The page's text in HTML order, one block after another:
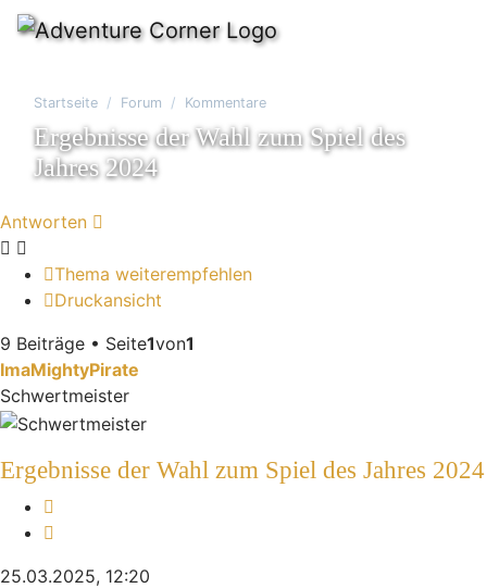
Startseite Forum Kommentare
Ergebnisse der Wahl zum Spiel des
Jahres 2024
Antworten
Thema weiterempfehlen
Druckansicht
9 Beiträge • Seite1von1
ImaMightyPirate
Schwertmeister
Ergebnisse der Wahl zum Spiel des Jahres 2024
25.03.2025, 12:20